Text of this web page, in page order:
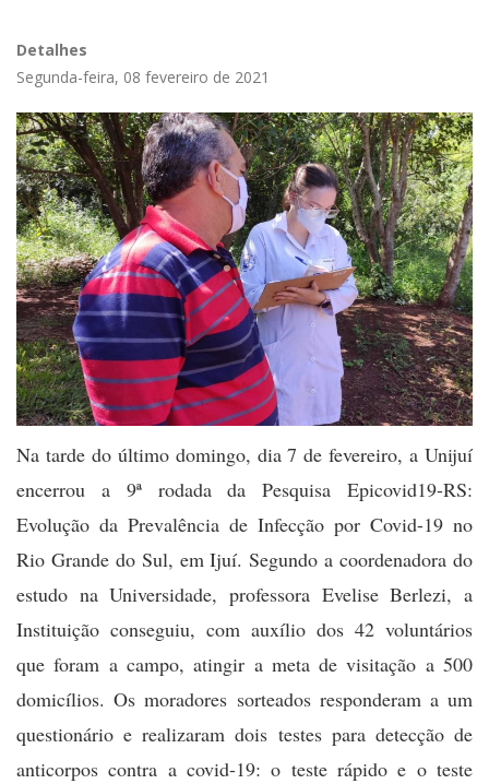
Detalhes
Segunda-feira, 08 fevereiro de 2021
Na tarde do último domingo, dia 7 de fevereiro, a Unijuí
encerrou a 9ª rodada da Pesquisa Epicovid19-RS:
Evolução da Prevalência de Infecção por Covid-19 no
Rio Grande do Sul, em Ijuí. Segundo a coordenadora do
estudo na Universidade, professora Evelise Berlezi, a
Instituição conseguiu, com auxílio dos 42 voluntários
que foram a campo, atingir a meta de visitação a 500
domicílios. Os moradores sorteados responderam a um
questionário e realizaram dois testes para detecção de
anticorpos contra a covid-19: o teste rápido e o teste